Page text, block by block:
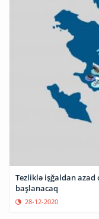
Tezliklə işğaldan
başlanacaq
28-12-2020